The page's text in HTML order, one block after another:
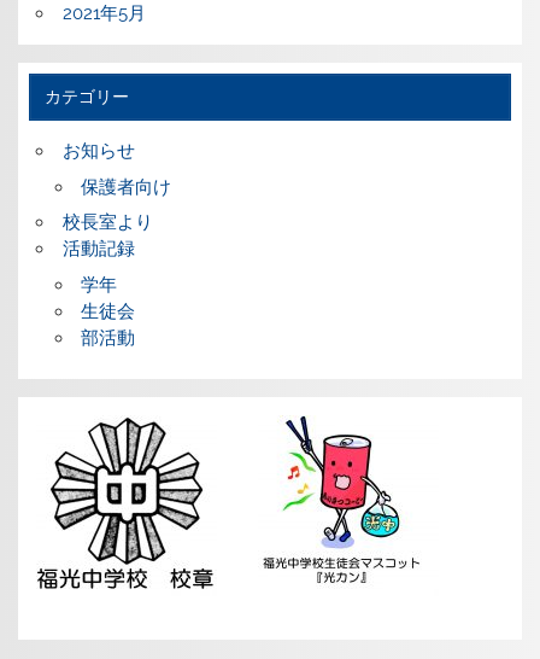
2021年5月
カテゴリー
お知らせ
保護者向け
校長室より
活動記録
学年
生徒会
部活動